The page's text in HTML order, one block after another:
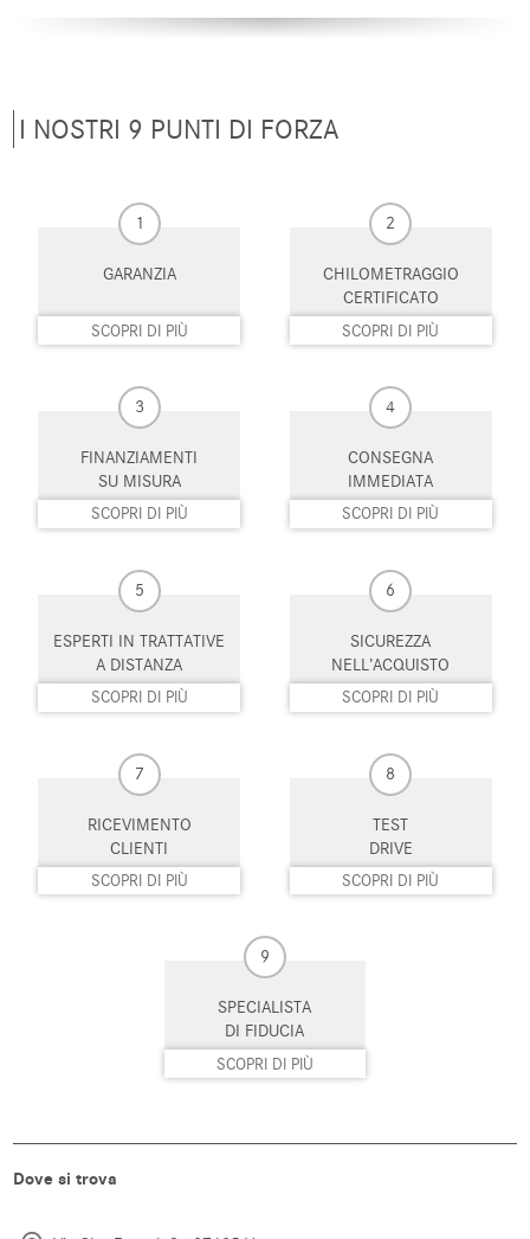
Luce d'ambiente
Pacchetto sportivo
Parabrezza riscaldabile Park Distance Control
Pneumatici estivi Portellone posteriore elettrico
interamente digitale
Sedili riscaldati Sensore di luce
Sensori di parcheggio posteriori
Sistema di avviso di distanza Sistema di chiamata d'emergenza
Sistema di navigazione Sistema di parcheggio automatico
Sistema di riconoscimento della
Specchietti laterali elettrici
Start/Stop Automatico Supporto lombare
Telecamera per parcheggio
assistito
Touch screen
USB
Vivavoce
Volante multifunzione
I NOSTRI 9 PUNTI DI FORZA
1
GARANZIA
SCOPRI DI PIÙ
2
CHILOMETRAGGIO
CERTIFICATO
SCOPRI DI PIÙ
3
FINANZIAMENTI
SU MISURA
SCOPRI DI PIÙ
4
CONSEGNA
IMMEDIATA
SCOPRI DI PIÙ
5
ESPERTI IN TRATTATIVE
A DISTANZA
SCOPRI DI PIÙ
6
SICUREZZA
NELL’ACQUISTO
SCOPRI DI PIÙ
7
RICEVIMENTO
CLIENTI
SCOPRI DI PIÙ
8
TEST
DRIVE
SCOPRI DI PIÙ
9
SPECIALISTA
DI FIDUCIA
SCOPRI DI PIÙ
Dove si trova